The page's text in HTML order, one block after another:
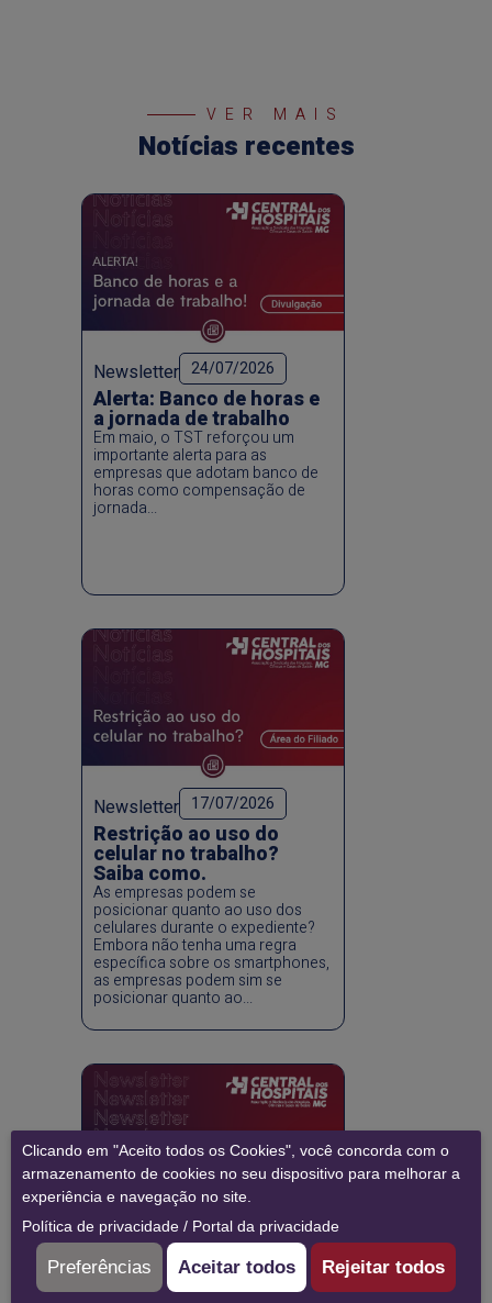
Clicando em "Aceito todos os Cookies", você concorda com o
armazenamento de cookies no seu dispositivo para melhorar a
experiência e navegação no site.
Política de privacidade / Portal da privacidade
Preferências Aceitar todos Rejeitar todos
VER MAIS
Notícias recentes
Newsletter 24/07/2026
Alerta: Banco de horas e
a jornada de trabalho
Em maio, o TST reforçou um
importante alerta para as
empresas que adotam banco de
horas como compensação de
jornada...
Newsletter 17/07/2026
Restrição ao uso do
celular no trabalho?
Saiba como.
As empresas podem se
posicionar quanto ao uso dos
celulares durante o expediente?
Embora não tenha uma regra
específica sobre os smartphones,
as empresas podem sim se
posicionar quanto ao...
Newsletter 07/07/2026
Conclusão do PDL no
filiado Buona Vita Home